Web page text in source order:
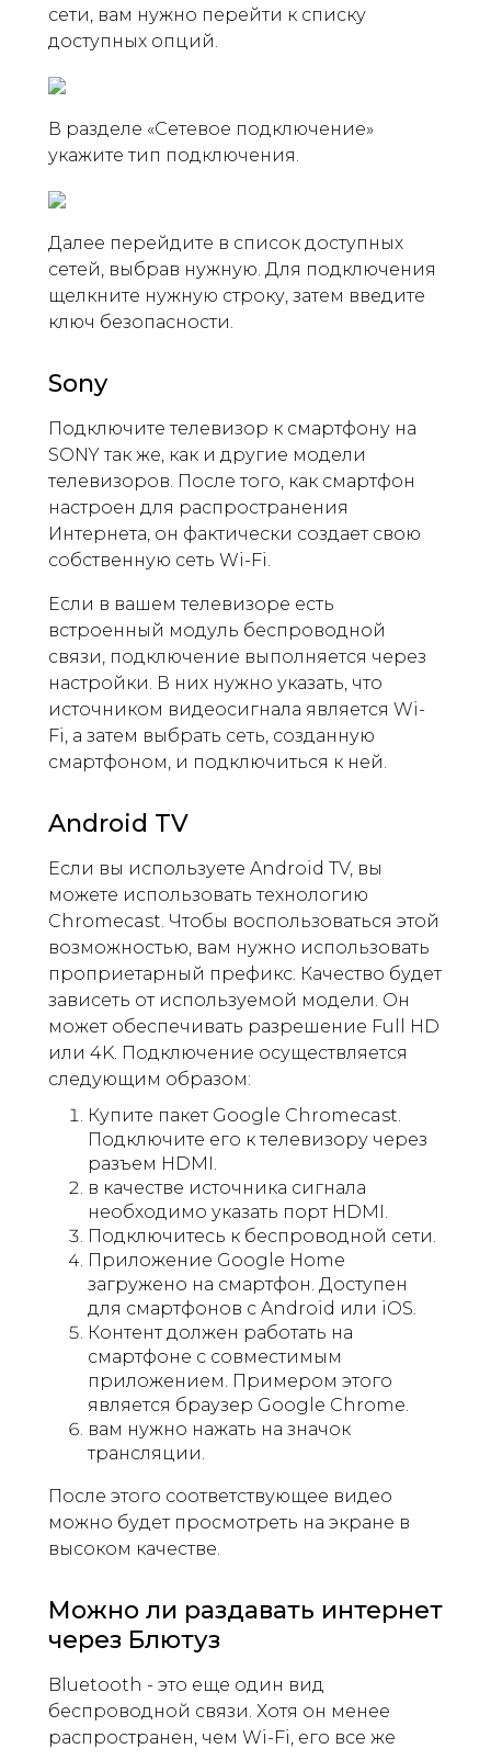
сети, вам нужно перейти к списку
доступных опций.
В разделе «Сетевое подключение»
укажите тип подключения.
Далее перейдите в список доступных
сетей, выбрав нужную. Для подключения
щелкните нужную строку, затем введите
ключ безопасности.
Sony
Подключите телевизор к смартфону на
SONY так же, как и другие модели
телевизоров. После того, как смартфон
настроен для распространения
Интернета, он фактически создает свою
собственную сеть Wi-Fi.
Если в вашем телевизоре есть
встроенный модуль беспроводной
связи, подключение выполняется через
настройки. В них нужно указать, что
источником видеосигнала является Wi-
Fi, а затем выбрать сеть, созданную
смартфоном, и подключиться к ней.
Android TV
Если вы используете Android TV, вы
можете использовать технологию
Chromecast. Чтобы воспользоваться этой
возможностью, вам нужно использовать
проприетарный префикс. Качество будет
зависеть от используемой модели. Он
может обеспечивать разрешение Full HD
или 4K. Подключение осуществляется
следующим образом:
Купите пакет Google Chromecast.
Подключите его к телевизору через
разъем HDMI.
в качестве источника сигнала
необходимо указать порт HDMI.
Подключитесь к беспроводной сети.
Приложение Google Home
загружено на смартфон. Доступен
для смартфонов с Android или iOS.
Контент должен работать на
смартфоне с совместимым
приложением. Примером этого
является браузер Google Chrome.
вам нужно нажать на значок
трансляции.
После этого соответствующее видео
можно будет просмотреть на экране в
высоком качестве.
Можно ли раздавать интернет
через Блютуз
Bluetooth - это еще один вид
беспроводной связи. Хотя он менее
распространен, чем Wi-Fi, его все же